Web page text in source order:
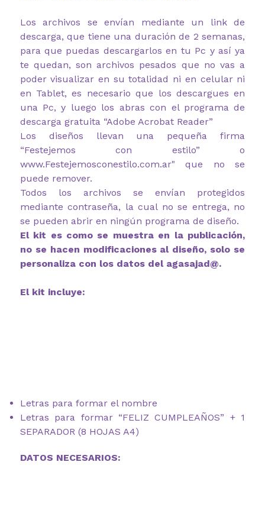
Los archivos se envían mediante un link de
descarga, que tiene una duración de 2 semanas,
para que puedas descargarlos en tu Pc y así ya
te quedan, son archivos pesados que no vas a
poder visualizar en su totalidad ni en celular ni
en Tablet, es necesario que los descargues en
una Pc, y luego los abras con el programa de
descarga gratuita “Adobe Acrobat Reader”
Los diseños llevan una pequeña firma
“Festejemos con estilo” o
www.Festejemosconestilo.com.ar" que no se
puede remover.
Todos los archivos se envían protegidos
mediante contraseña, la cual no se entrega, no
se pueden abrir en ningún programa de diseño.
El kit es como se muestra en la publicación,
no se hacen modificaciones al diseño, solo se
personaliza con los datos del agasajad@.
El kit incluye:
Letras para formar el nombre
Letras para formar “FELIZ CUMPLEAÑOS” + 1
SEPARADOR (8 HOJAS A4)
DATOS NECESARIOS: